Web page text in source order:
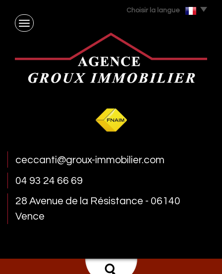
Choisir la langue
ceccanti@groux-immobilier.com
04 93 24 66 69
28 Avenue de la Résistance - 06140
Vence